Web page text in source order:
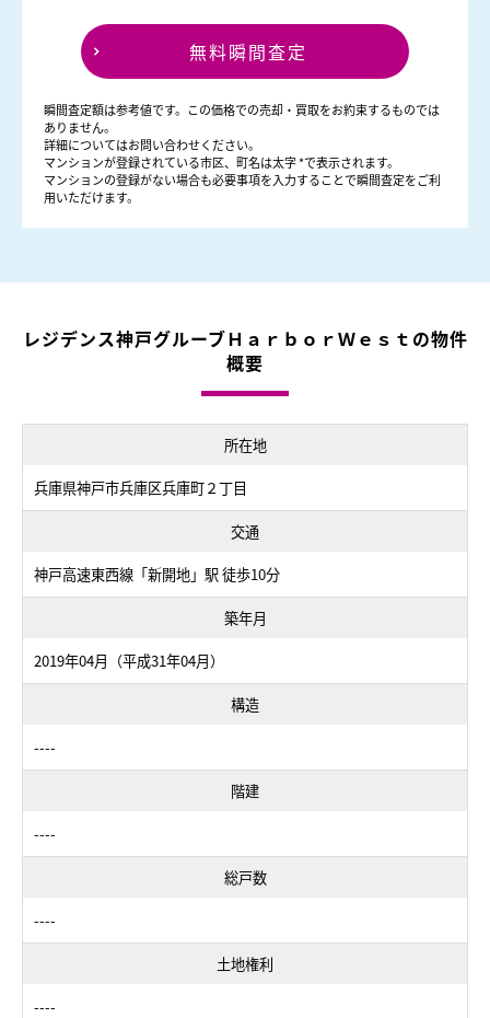
無料瞬間査定
瞬間査定額は参考値です。この価格での売却・買取をお約束するものでは
ありません。
詳細についてはお問い合わせください。
マンションが登録されている市区、町名は太字 *で表示されます。
マンションの登録がない場合も必要事項を入力することで瞬間査定をご利
用いただけます。
レジデンス神戸グルーブＨａｒｂｏｒＷｅｓｔの物件
概要
所在地
兵庫県神戸市兵庫区兵庫町２丁目
交通
神戸高速東西線「新開地」駅 徒歩10分
築年月
2019年04月（平成31年04月）
構造
----
階建
----
総戸数
----
土地権利
----